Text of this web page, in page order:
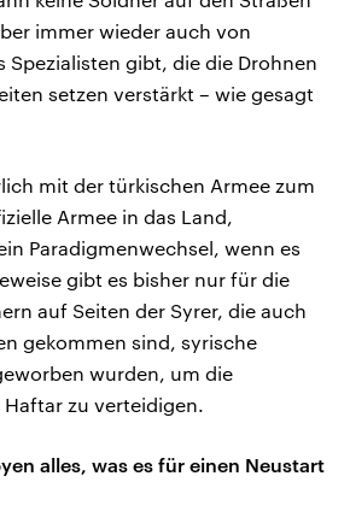
immer wieder auch von
Spezialisten gibt, die die Drohnen
setzen verstärkt – wie gesagt
mit der türkischen Armee zum
Armee in das Land,
Paradigmenwechsel, wenn es
gibt es bisher nur für die
auf Seiten der Syrer, die auch
gekommen sind, syrische
wurden, um die
zu verteidigen.
alles, was es für einen Neustart